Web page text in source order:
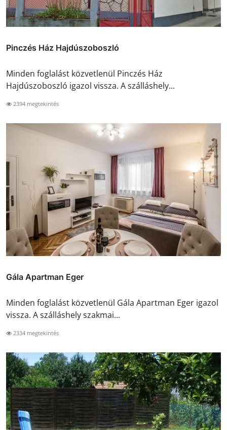
Pinczés Ház Hajdúszoboszló
Minden foglalást közvetlenül Pinczés Ház
Hajdúszoboszló igazol vissza. A szálláshely...
2394 megtekintés
Gála Apartman Eger
Minden foglalást közvetlenül Gála Apartman Eger igazol
vissza. A szálláshely szakmai...
2334 megtekintés